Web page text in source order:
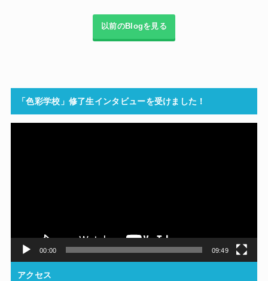
以前のBlogを見る
「色彩学校」修了生インタビューを受けました！
00:00 09:49
アクセス